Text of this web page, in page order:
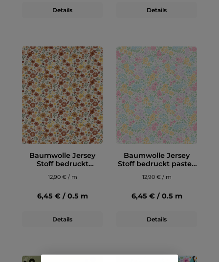
Details Details
Baumwolle Jersey
Stoff bedruckt
Blumen Wollweiß
12,90 € / m
6,45 € / 0.5 m
Details
Baumwolle Jersey
Stoff bedruckt pastell
Blumenmix Wollweiß
12,90 € / m
6,45 € / 0.5 m
Details